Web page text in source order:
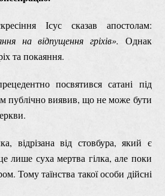
Ісус сказав апостолам:
на відпущення гріхів». Однак
та покаяння.
посвятився сатані під
публічно виявив, що не може бути
відрізана від стовбура, який є
лише суха мертва гілка, але поки
Тому таїнства такої особи дійсні